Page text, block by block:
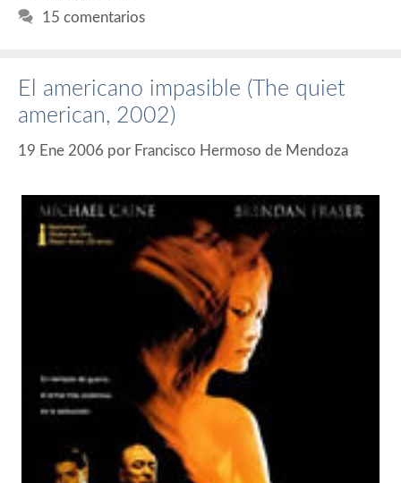
15 comentarios
El americano impasible (The quiet
american, 2002)
19 Ene 2006 por Francisco Hermoso de Mendoza